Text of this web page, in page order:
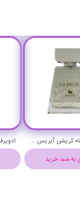
ادوپرفیوم زنانه کریشن آیریس مدل کریستال - CREATION CRYSTAL EAU DE PARFUM
به سبد خرید